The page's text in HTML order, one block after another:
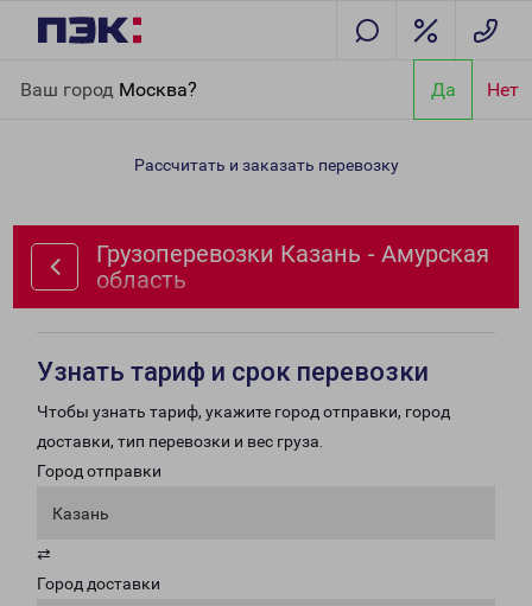
Ваш город Москва? Да Нет
область
Рассчитать и заказать перевозку
Грузоперевозки Казань - Амурская
область
Узнать тариф и срок перевозки
Чтобы узнать тариф, укажите город отправки, город
доставки, тип перевозки и вес груза.
Город отправки
Казань
⇄
Город доставки